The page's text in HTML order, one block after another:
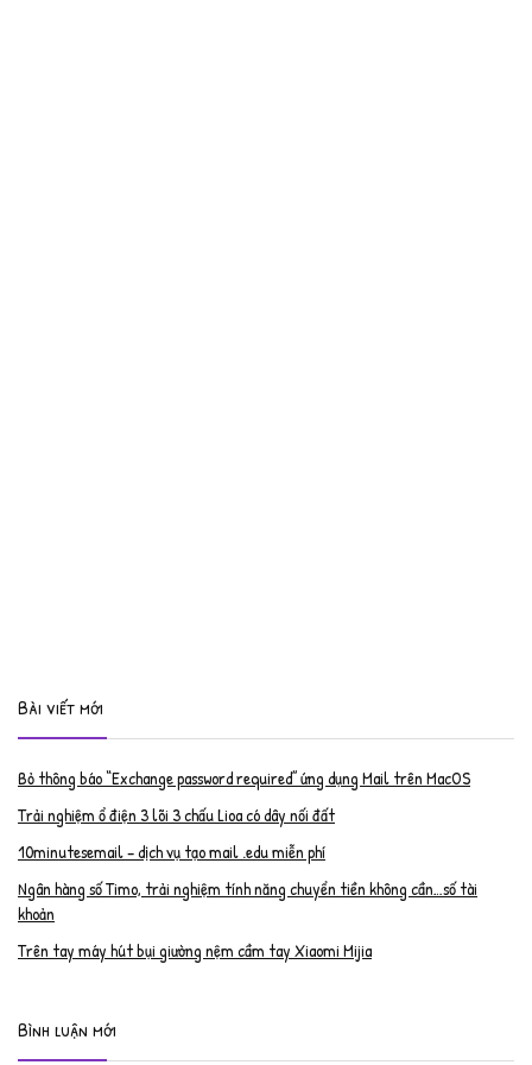
Bài viết mới
Bỏ thông báo “Exchange password required” ứng dụng Mail trên MacOS
Trải nghiệm ổ điện 3 lõi 3 chấu Lioa có dây nối đất
10minutesemail – dịch vụ tạo mail .edu miễn phí
Ngân hàng số Timo, trải nghiệm tính năng chuyển tiền không cần…số tài
khoản
Trên tay máy hút bụi giường nệm cầm tay Xiaomi Mijia
Bình luận mới